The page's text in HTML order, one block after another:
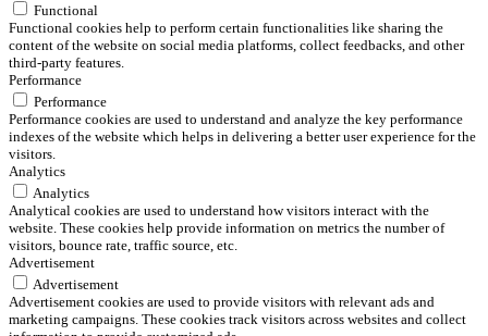
Functional
Functional cookies help to perform certain functionalities like sharing the
content of the website on social media platforms, collect feedbacks, and other
third-party features.
Performance
Performance
Performance cookies are used to understand and analyze the key performance
indexes of the website which helps in delivering a better user experience for the
visitors.
Analytics
Analytics
Analytical cookies are used to understand how visitors interact with the
website. These cookies help provide information on metrics the number of
visitors, bounce rate, traffic source, etc.
Advertisement
Advertisement
Advertisement cookies are used to provide visitors with relevant ads and
marketing campaigns. These cookies track visitors across websites and collect